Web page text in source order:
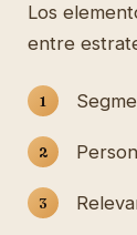
Los
entre